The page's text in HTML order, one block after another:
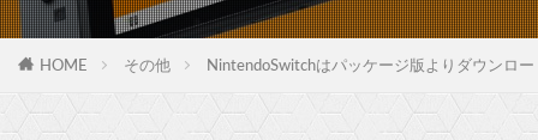
HOME その他 NintendoSwitchはパッケージ版よりダウンロ